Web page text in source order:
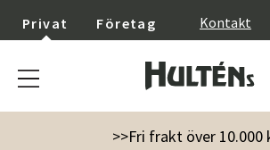
Privat Företag Kontakt
>>Fri frakt över 10.000
Varumärken Nardi Nardi